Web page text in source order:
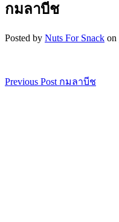
กมลาบีช
Posted by Nuts For Snack on
เมนู
Previous Post กมลาบีช